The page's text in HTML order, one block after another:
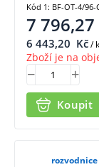
7 796,27
6 443,20 Kč/
Zboží je na
Koupit
Kód 1: BF-OT-4/96-
rozvodnice